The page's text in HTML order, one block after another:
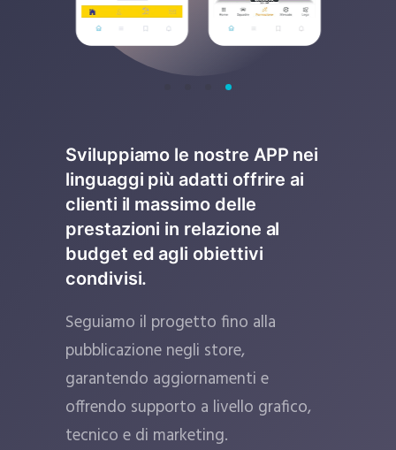
Sviluppiamo le nostre APP nei
linguaggi più adatti offrire ai
clienti il massimo delle
prestazioni in relazione al
budget ed agli obiettivi
condivisi.
Seguiamo il progetto fino alla
pubblicazione negli store,
garantendo aggiornamenti e
offrendo supporto a livello grafico,
tecnico e di marketing.